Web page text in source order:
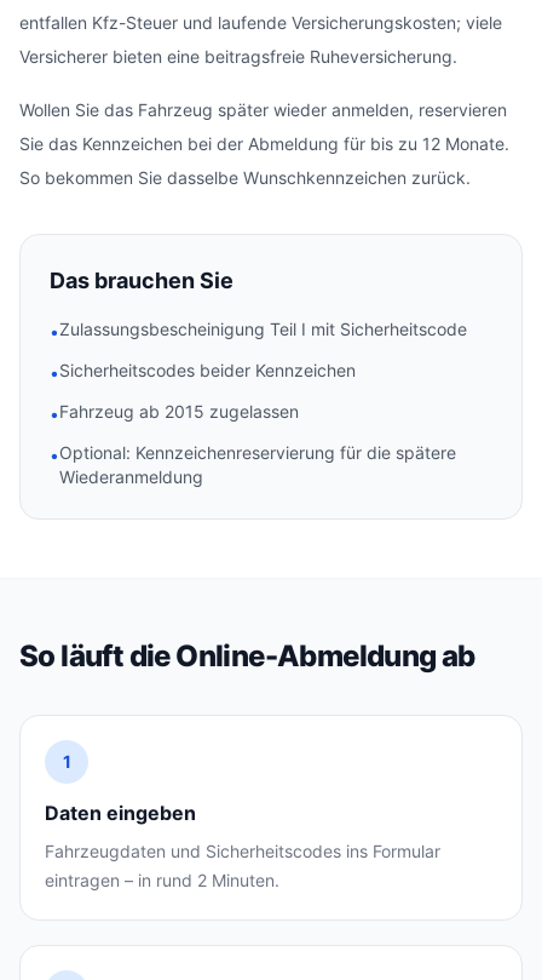
entfallen Kfz-Steuer und laufende Versicherungskosten; viele
Versicherer bieten eine beitragsfreie Ruheversicherung.
Wollen Sie das Fahrzeug später wieder anmelden, reservieren
Sie das Kennzeichen bei der Abmeldung für bis zu 12 Monate.
So bekommen Sie dasselbe Wunschkennzeichen zurück.
Das brauchen Sie
•Zulassungsbescheinigung Teil I mit Sicherheitscode
•Sicherheitscodes beider Kennzeichen
•Fahrzeug ab 2015 zugelassen
•Optional: Kennzeichenreservierung für die spätere
Wiederanmeldung
So läuft die Online-Abmeldung ab
1
Daten eingeben
Fahrzeugdaten und Sicherheitscodes ins Formular
eintragen – in rund 2 Minuten.